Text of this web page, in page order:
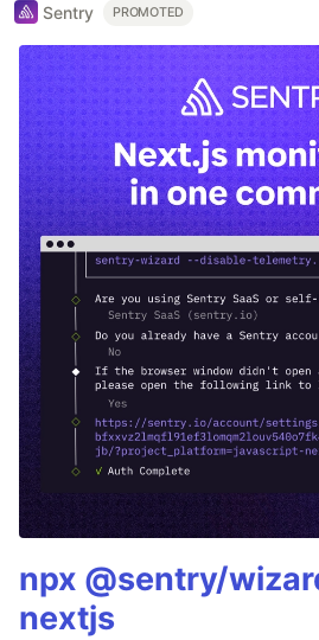
Sentry PROMOTED
npx @sentry/
nextjs